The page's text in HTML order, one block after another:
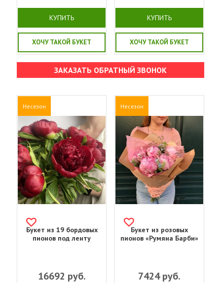
КУПИТЬ
ХОЧУ ТАКОЙ БУКЕТ
КУПИТЬ
ХОЧУ ТАКОЙ БУКЕТ
ЗАКАЗАТЬ ОБРАТНЫЙ ЗВОНОК
Несезон
Букет из 19 бордовых
пионов под ленту
16692 руб.
Несезон
Букет из розовых
пионов «Румяна Барби»
7424руб.